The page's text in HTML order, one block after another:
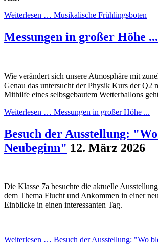
Weiterlesen … Musikalische Frühlingsboten
Messungen in großer Höhe ...
Wie verändert sich unsere Atmosphäre mit
Genau das untersucht der Physik Kurs der
Mithilfe eines selbsgebautem Wetterballons
Weiterlesen … Messungen in großer Höhe ...
Besuch der Ausstellung:
Neubeginn" 12. März 2026
Die Klasse 7a besuchte die aktuelle
dem Thema Flucht und Ankommen in einer
Einblicke in einen interessanten Tag.
Weiterlesen … Besuch der Ausstellung: "Wo